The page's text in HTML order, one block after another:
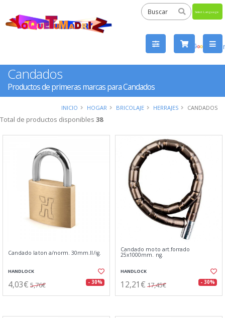
by
Candados
Productos de primeras marcas para Candados
INICIO HOGAR BRICOLAJE HERRAJES CANDADOS
Total de productos disponibles 38
Candado laton a/norm. 30mm.ll/ig.
HANDLOCK
4,03€ 5,76€ - 30%
Candado moto art.forrado
25x1000mm. ng.
HANDLOCK
12,21€ 17,45€ - 30%